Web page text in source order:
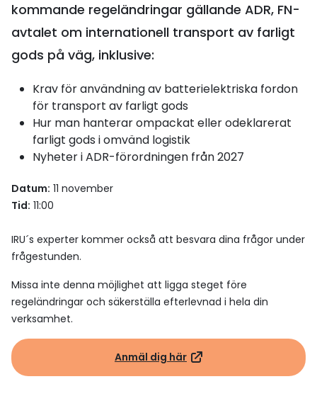
kommande regeländringar gällande ADR, FN-
avtalet om internationell transport av farligt
gods på väg, inklusive:
Krav för användning av batterielektriska fordon
för transport av farligt gods
Hur man hanterar ompackat eller odeklarerat
farligt gods i omvänd logistik
Nyheter i ADR-förordningen från 2027
Datum: 11 november
Tid: 11:00
IRU´s experter kommer också att besvara dina frågor under
frågestunden.
Missa inte denna möjlighet att ligga steget före
regeländringar och säkerställa efterlevnad i hela din
verksamhet.
Anmäl dig här